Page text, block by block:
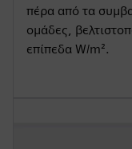
πέρα από τα
ομάδες,
επίπεδα W/m².